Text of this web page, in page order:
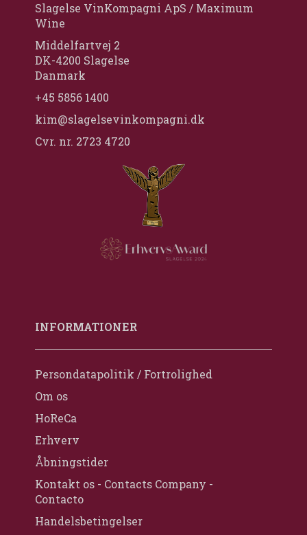
Slagelse VinKompagni ApS / Maximum
Wine
Middelfartvej 2
DK-4200 Slagelse
Danmark
+45 5856 1400
kim@slagelsevinkompagni.dk
Cvr. nr. 2723 4720
INFORMATIONER
Persondatapolitik / Fortrolighed
Om os
HoReCa
Erhverv
Åbningstider
Kontakt os - Contacts Company -
Contacto
Handelsbetingelser